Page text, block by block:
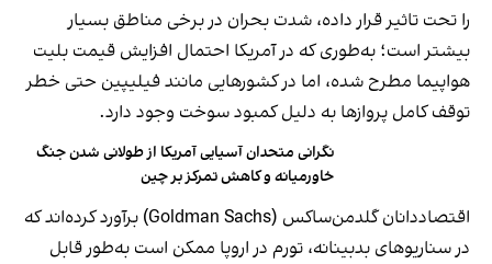
را تحت تاثیر قرار داده، شدت بحران در برخی مناطق بسیار
بیشتر است؛ به‌طوری که در آمریکا احتمال افزایش قیمت بلیت
هواپیما مطرح شده، اما در کشورهایی مانند فیلیپین حتی خطر
توقف کامل پروازها به دلیل کمبود سوخت وجود دارد.
نگرانی متحدان آسیایی آمریکا از طولانی شدن جنگ
خاورمیانه و کاهش تمرکز بر چین
اقتصاددانان گلدمن‌ساکس (Goldman Sachs) برآورد کرده‌اند که
در سناریوهای بدبینانه، تورم در اروپا ممکن است به‌طور قابل